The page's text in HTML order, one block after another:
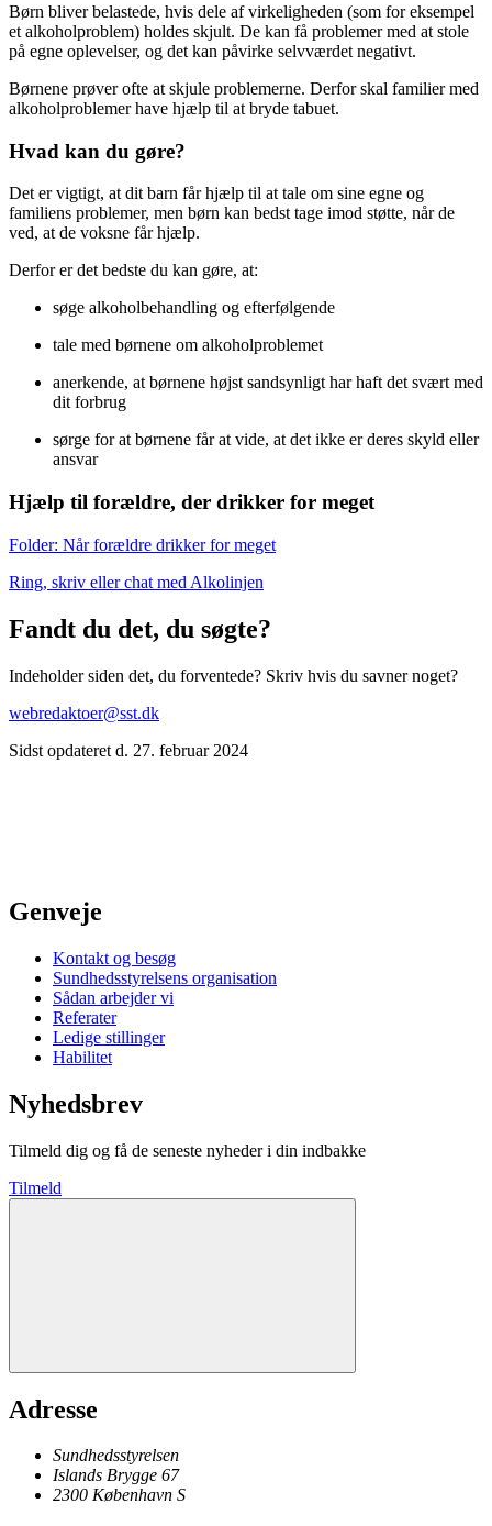
Børn bliver belastede, hvis dele af virkeligheden (som for eksempel
et alkoholproblem) holdes skjult. De kan få problemer med at stole
på egne oplevelser, og det kan påvirke selvværdet negativt.
Børnene prøver ofte at skjule problemerne. Derfor skal familier med
alkoholproblemer have hjælp til at bryde tabuet.
Hvad kan du gøre?
Det er vigtigt, at dit barn får hjælp til at tale om sine egne og
familiens problemer, men børn kan bedst tage imod støtte, når de
ved, at de voksne får hjælp.
Derfor er det bedste du kan gøre, at:
søge alkoholbehandling og efterfølgende
tale med børnene om alkoholproblemet
anerkende, at børnene højst sandsynligt har haft det svært med
dit forbrug
sørge for at børnene får at vide, at det ikke er deres skyld eller
ansvar
Hjælp til forældre, der drikker for meget
Folder: Når forældre drikker for meget
Ring, skriv eller chat med Alkolinjen
Fandt du det, du søgte?
Indeholder siden det, du forventede? Skriv hvis du savner noget?
webredaktoer@sst.dk
Sidst opdateret d. 27. februar 2024
Genveje
Kontakt og besøg
Sundhedsstyrelsens organisation
Sådan arbejder vi
Referater
Ledige stillinger
Habilitet
Nyhedsbrev
Tilmeld dig og få de seneste nyheder i din indbakke
Tilmeld
Adresse
Sundhedsstyrelsen
Islands Brygge 67
2300 København S